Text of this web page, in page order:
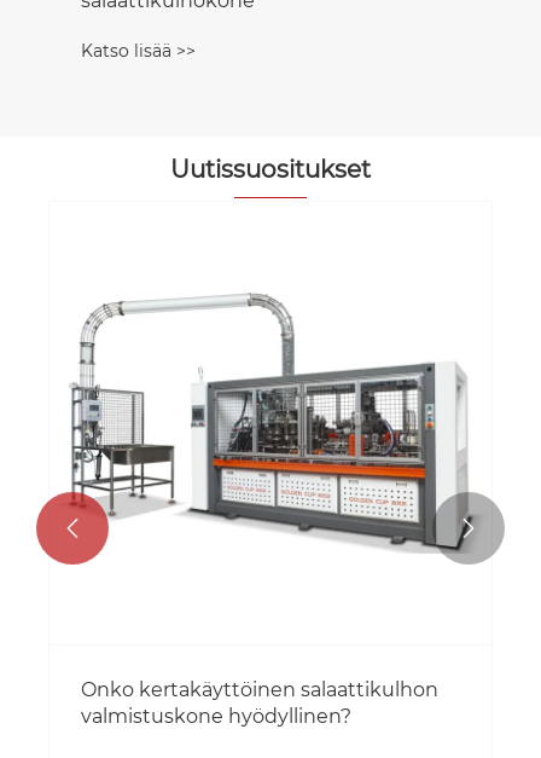
Katso lisää >>
Uutissuositukset
Onko kertakäyttöinen salaattikulhon
valmistuskone hyödyllinen?
 